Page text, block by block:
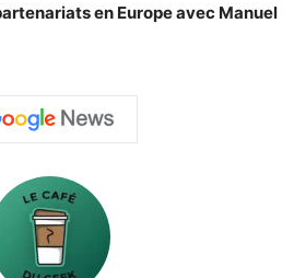
en Europe avec Manuel